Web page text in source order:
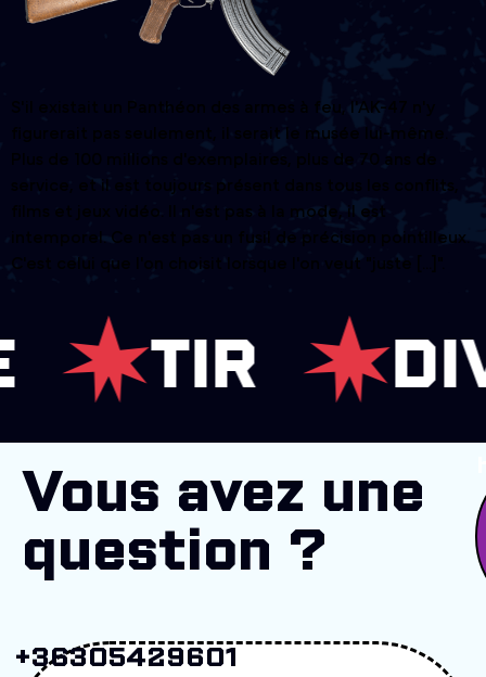
S'il existait un Panthéon des armes à feu, l'AK-47 n'y
figurerait pas seulement, il serait le musée lui-même.
Plus de 100 millions d'exemplaires, plus de 70 ans de
service, et il est toujours présent dans tous les conflits,
films et jeux vidéo. Il n'est pas à la mode, il est
intemporel. Ce n'est pas un fusil de précision pointilleux.
C'est celui que l'on choisit lorsque l'on veut "juste [...]".
TIR
Vous avez une
question ?
+36305429601